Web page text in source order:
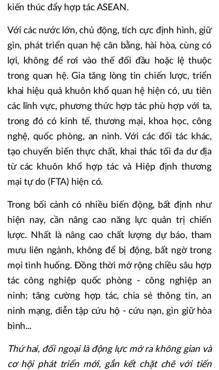
kiến thúc đẩy hợp tác ASEAN.
Với các nước lớn, chủ động, tích cực định hình, giữ
gìn, phát triển quan hệ cân bằng, hài hòa, cùng có
lợi, không để rơi vào thế đối đầu hoặc lệ thuộc
trong quan hệ. Gia tăng lòng tin chiến lược, triển
khai hiệu quả khuôn khổ quan hệ hiện có, ưu tiên
các lĩnh vực, phương thức hợp tác phù hợp với ta,
trong đó có kinh tế, thương mại, khoa học, công
nghệ, quốc phòng, an ninh. Với các đối tác khác,
tạo chuyển biến thực chất, khai thác tối đa dư địa
từ các khuôn khổ hợp tác và Hiệp định thương
mại tự do (FTA) hiện có.
Trong bối cảnh có nhiều biến động, bất định như
hiện nay, cần nâng cao năng lực quản trị chiến
lược. Nhất là nâng cao chất lượng dự báo, tham
mưu liên ngành, không để bị động, bất ngờ trong
mọi tình huống. Đồng thời mở rộng chiều sâu hợp
tác công nghiệp quốc phòng - công nghiệp an
ninh; tăng cường hợp tác, chia sẻ thông tin, an
ninh mạng, diễn tập cứu hộ - cứu nạn, gìn giữ hòa
bình...
Thứ hai, đối ngoại là động lực mở ra không gian và
cơ hội phát triển mới, gắn kết chặt chẽ với tiến